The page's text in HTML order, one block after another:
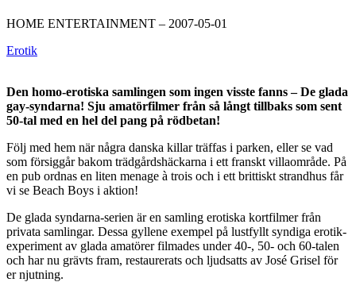
HOME ENTERTAINMENT – 2007-05-01
Erotik
Den homo-erotiska samlingen som ingen visste fanns – De glada
gay-syndarna! Sju amatörfilmer från så långt tillbaks som sent
50-tal med en hel del pang på rödbetan!
Följ med hem när några danska killar träffas i parken, eller se vad
som försiggår bakom trädgårdshäckarna i ett franskt villaområde. På
en pub ordnas en liten menage à trois och i ett brittiskt strandhus får
vi se Beach Boys i aktion!
De glada syndarna-serien är en samling erotiska kortfilmer från
privata samlingar. Dessa gyllene exempel på lustfyllt syndiga erotik-
experiment av glada amatörer filmades under 40-, 50- och 60-talen
och har nu grävts fram, restaurerats och ljudsatts av José Grisel för
er njutning.